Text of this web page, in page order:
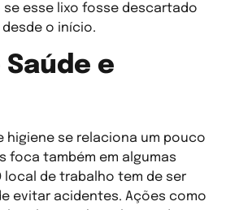
esse lixo fosse descartado
o início.
Saúde e
higiene se relaciona um pouco
foca também em algumas
local de trabalho tem de ser
evitar acidentes. Ações como